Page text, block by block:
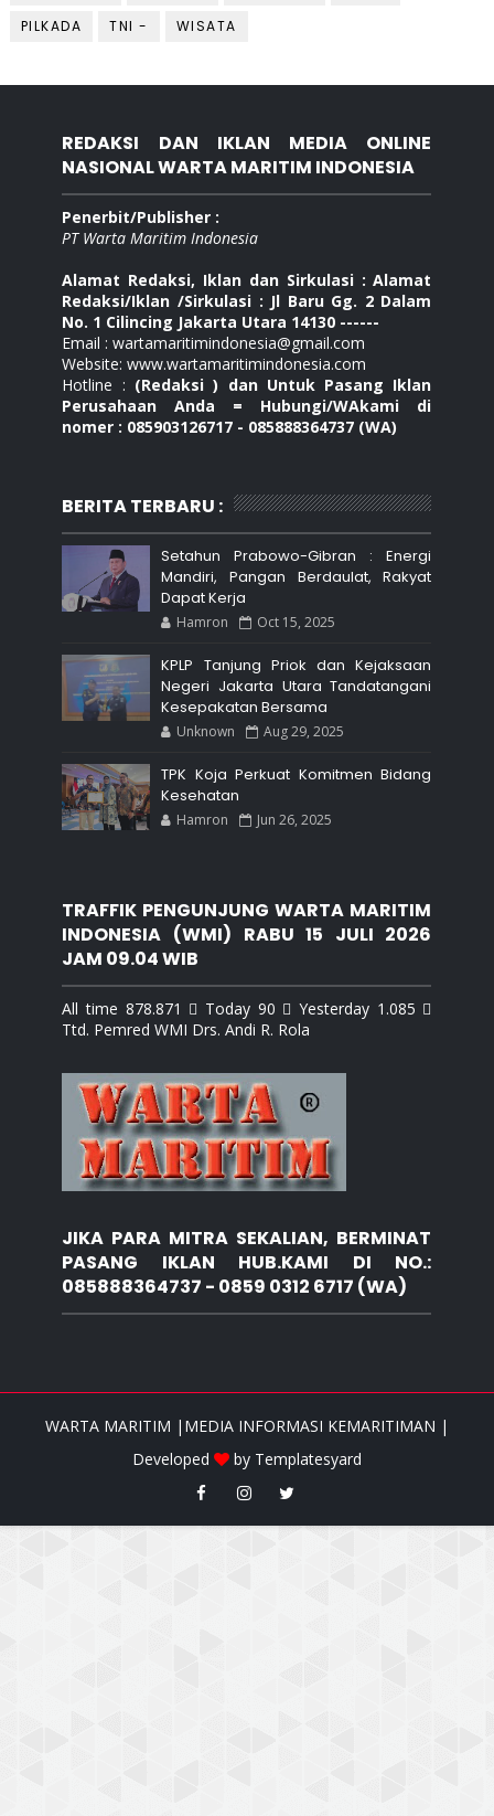
PILKADA
TNI - WISATA
REDAKSI DAN IKLAN MEDIA ONLINE
NASIONAL WARTA MARITIM INDONESIA
Penerbit/Publisher :
PT Warta Maritim Indonesia
Alamat Redaksi, Iklan dan Sirkulasi : Alamat
Redaksi/Iklan /Sirkulasi : Jl Baru Gg. 2 Dalam
No. 1 Cilincing Jakarta Utara 14130 ------
Email : wartamaritimindonesia@gmail.com
Website: www.wartamaritimindonesia.com
Hotline : (Redaksi ) dan Untuk Pasang Iklan
Perusahaan Anda = Hubungi/WAkami di
nomer : 085903126717 - 085888364737 (WA)
BERITA TERBARU :
Setahun Prabowo-Gibran : Energi
Mandiri, Pangan Berdaulat, Rakyat
Dapat Kerja
Hamron Oct 15, 2025
KPLP Tanjung Priok dan Kejaksaan
Negeri Jakarta Utara Tandatangani
Kesepakatan Bersama
Unknown Aug 29, 2025
TPK Koja Perkuat Komitmen Bidang
Kesehatan
Hamron Jun 26, 2025
TRAFFIK PENGUNJUNG WARTA MARITIM
INDONESIA (WMI) RABU 15 JULI 2026
JAM 09.04 WIB
All time 878.871  Today 90  Yesterday 1.085 
Ttd. Pemred WMI Drs. Andi R. Rola
JIKA PARA MITRA SEKALIAN, BERMINAT
PASANG IKLAN HUB.KAMI DI NO.:
085888364737 - 0859 0312 6717 (WA)
WARTA MARITIM |MEDIA INFORMASI KEMARITIMAN |
Developed
by Templatesyard